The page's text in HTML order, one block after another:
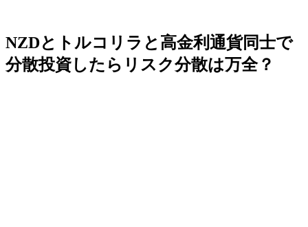
NZDとトルコリラと高金利通貨同士で
分散投資したらリスク分散は万全？